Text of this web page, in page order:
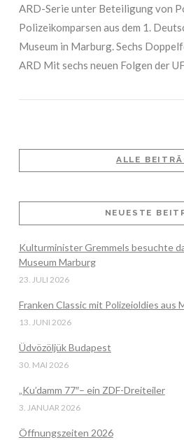
ARD-Serie unter Beteiligung von
Polizeikomparsen aus dem 1.
Museum in Marburg. Sechs
ARD Mit sechs neuen Folgen der
ALLE
NEUESTE
Kulturminister Gremmels besuchte
Museum Marburg
23. JULI 2026
Franken Classic mit Polizeioldies aus
13. JUNI 2026
Üdvözöljük Budapest
30. MAI 2026
„Ku’damm 77″– ein ZDF-Dreiteiler
3. JANUAR 2026
Öffnungszeiten 2026